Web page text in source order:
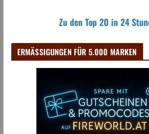
Zu den Top 20 in 24
ERMÄSSIGUNGEN FÜR 5.000 MARKEN